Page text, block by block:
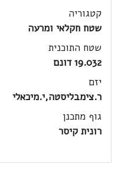
קטגוריה
שטח חקלאי ומרעה
שטח התוכנית
19.032 דונם
יזם
ר.צימבליסטה,י.מיכאלי
גוף מתכנן
רונית קיסר